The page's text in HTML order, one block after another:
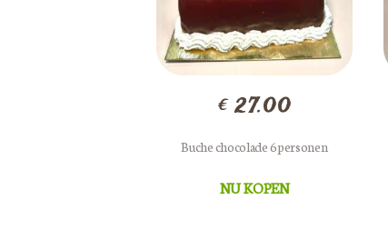
€27.00
Buche chocolade 6 personen
NU KOPEN